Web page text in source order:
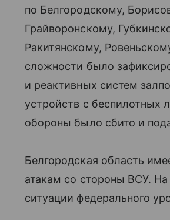
по Белгородскому,
Грайворонскому,
Ракитянскому,
сложности было
и реактивных систем
устройств с беспилотных
обороны было сбито и
Белгородская область
атакам со стороны ВСУ.
ситуации федерального